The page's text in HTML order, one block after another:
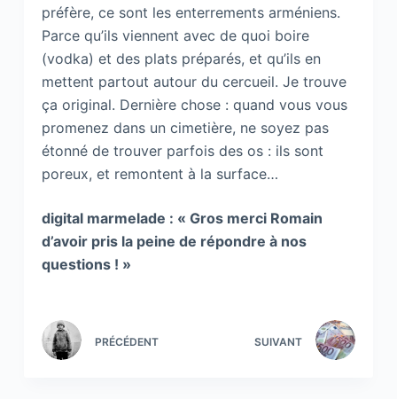
préfère, ce sont les enterrements arméniens.
Parce qu’ils viennent avec de quoi boire
(vodka) et des plats préparés, et qu’ils en
mettent partout autour du cercueil. Je trouve
ça original. Dernière chose : quand vous vous
promenez dans un cimetière, ne soyez pas
étonné de trouver parfois des os : ils sont
poreux, et remontent à la surface…
digital marmelade : « Gros merci Romain
d’avoir pris la peine de répondre à nos
questions ! »
PRÉCÉDENT SUIVANT